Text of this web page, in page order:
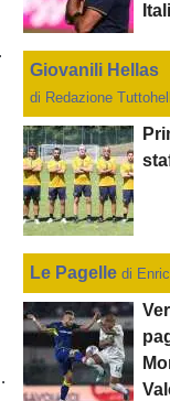
Giovanili Hellas
di Redazione
Le Pagelle di